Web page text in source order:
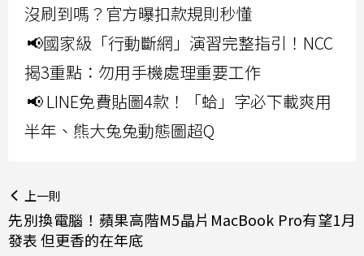
沒刷到嗎？官方曝扣款規則秒懂
📢國家級「行動斷網」演習完整指引！NCC
揭3重點：勿用手機處理重要工作
📢 LINE免費貼圖4款！「蛤」字必下載爽用
半年、熊大兔兔動態圖超Q
上一則
先別換電腦！蘋果高階M5晶片MacBook Pro有望1月
發表 但更香的在年底